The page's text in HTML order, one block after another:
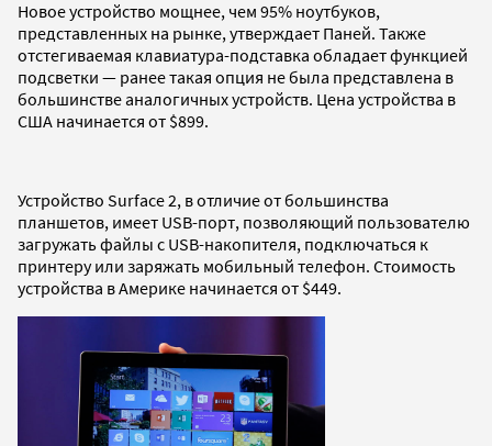
Новое устройство мощнее, чем 95% ноутбуков,
представленных на рынке, утверждает Паней. Также
отстегиваемая клавиатура-подставка обладает функцией
подсветки — ранее такая опция не была представлена в
большинстве аналогичных устройств. Цена устройства в
США начинается от $899.
Устройство Surface 2, в отличие от большинства
планшетов, имеет USB-порт, позволяющий пользователю
загружать файлы с USB-накопителя, подключаться к
принтеру или заряжать мобильный телефон. Стоимость
устройства в Америке начинается от $449.